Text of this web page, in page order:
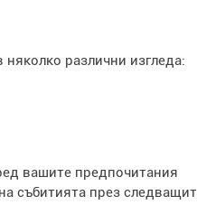
различни изгледа:
вашите предпочитания
събитията през